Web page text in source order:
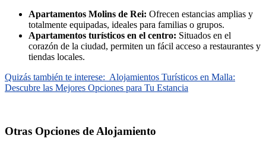
Apartamentos Molins de Rei: Ofrecen estancias amplias y
totalmente equipadas, ideales para familias o grupos.
Apartamentos turísticos en el centro: Situados en el
corazón de la ciudad, permiten un fácil acceso a restaurantes y
tiendas locales.
Quizás también te interese: Alojamientos Turísticos en Malla:
Descubre las Mejores Opciones para Tu Estancia
Otras Opciones de Alojamiento